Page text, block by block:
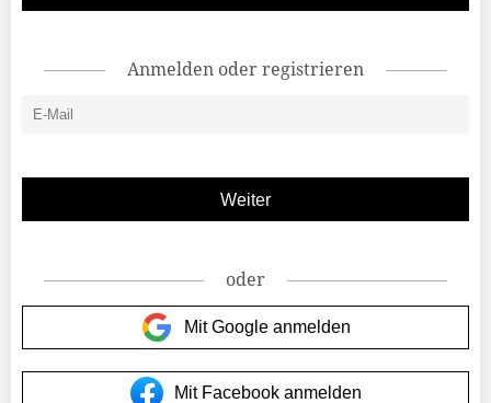
Anmelden oder registrieren
oder
Mit Google anmelden
Mit Facebook anmelden